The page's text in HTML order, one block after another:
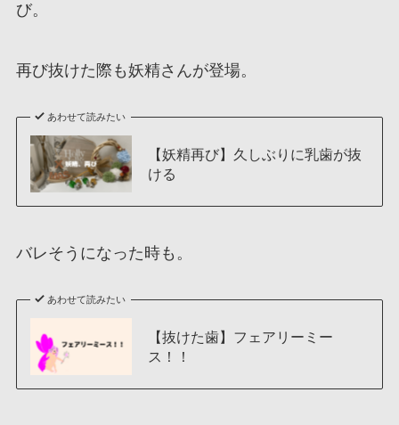
び。
再び抜けた際も妖精さんが登場。
あわせて読みたい
【妖精再び】久しぶりに乳歯が抜
ける
バレそうになった時も。
あわせて読みたい
【抜けた歯】フェアリーミー
ス！！